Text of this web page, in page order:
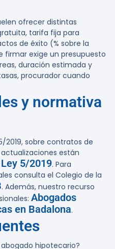
ofrecer distintas
tarifa fija para
de éxito (% sobre la
firmar exige un presupuesto
duración estimada y
procurador cuando
y normativa
2019, sobre contratos de
están
5/2019. Para
consulta el Colegio de la
. Además, nuestro recurso
Abogados
en Badalona.
hipotecario?